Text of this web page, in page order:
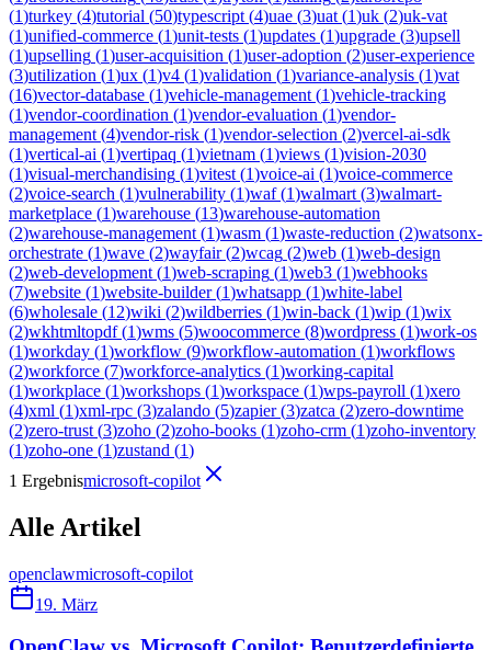
(1)turkey (4)tutorial (50)typescript (4)uae (3)uat (1)uk (2)uk-vat
(1)unified-commerce (1)unit-tests (1)updates (1)upgrade (3)upsell
(1)upselling (1)user-acquisition (1)user-adoption (2)user-experience
(3)utilization (1)ux (1)v4 (1)validation (1)variance-analysis (1)vat
(16)vector-database (1)vehicle-management (1)vehicle-tracking
(1)vendor-coordination (1)vendor-evaluation (1)vendor-
management (4)vendor-risk (1)vendor-selection (2)vercel-ai-sdk
(1)vertical-ai (1)vertipaq (1)vietnam (1)views (1)vision-2030
(1)visual-merchandising (1)vitest (1)voice-ai (1)voice-commerce
(2)voice-search (1)vulnerability (1)waf(1)walmart (3)walmart-
marketplace (1)warehouse (13)warehouse-automation
(2)warehouse-management (1)wasm (1)waste-reduction (2)watsonx-
orchestrate (1)wave (2)wayfair(2)wcag (2)web (1)web-design
(2)web-development (1)web-scraping (1)web3 (1)webhooks
(7)website (1)website-builder(1)whatsapp (1)white-label
(6)wholesale (12)wiki (2)wildberries (1)win-back (1)wip (1)wix
(2)wkhtmltopdf(1)wms (5)woocommerce (8)wordpress (1)work-os
(1)workday (1)workflow (9)workflow-automation (1)workflows
(2)workforce (7)workforce-analytics (1)working-capital
(1)workplace (1)workshops (1)workspace (1)wps-payroll (1)xero
(4)xml (1)xml-rpc (3)zalando (5)zapier(3)zatca (2)zero-downtime
(2)zero-trust (3)zoho (2)zoho-books (1)zoho-crm (1)zoho-inventory
(1)zoho-one (1)zustand (1)
1 Ergebnismicrosoft-copilot
Alle Artikel
openclawmicrosoft-copilot
19. März